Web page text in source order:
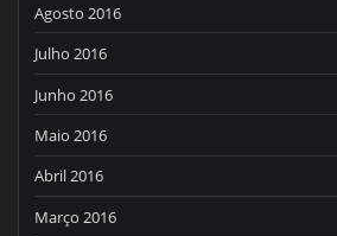
Agosto 2016
Julho 2016
Junho 2016
Maio 2016
Abril 2016
Março 2016